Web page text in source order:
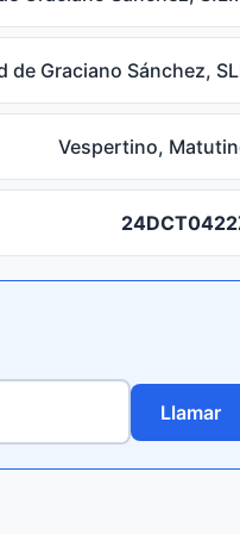
de Graciano Sánchez,
Vespertino,
Llamar